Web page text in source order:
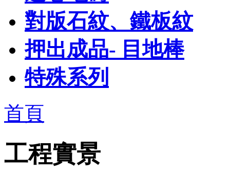
對版石紋、鐵板紋
押出成品- 目地棒
特殊系列
首頁
工程實景